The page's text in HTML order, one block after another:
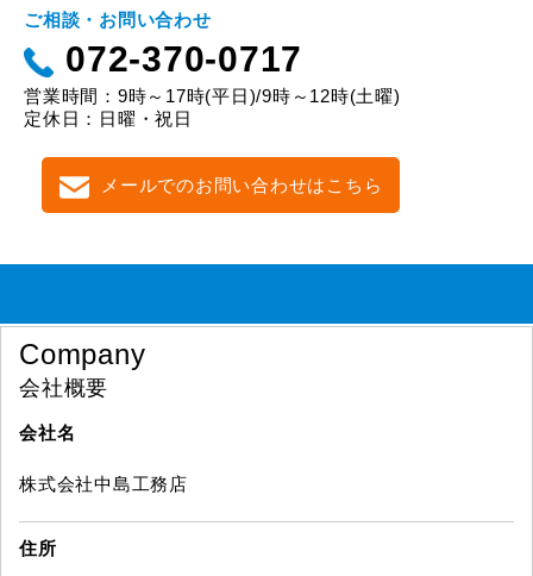
ご相談・お問い合わせ
072-370-0717
営業時間：9時～17時(平日)/9時～12時(土曜)
定休日：日曜・祝日
メールでのお問い合わせはこちら
Company
会社概要
会社名
株式会社中島工務店
住所